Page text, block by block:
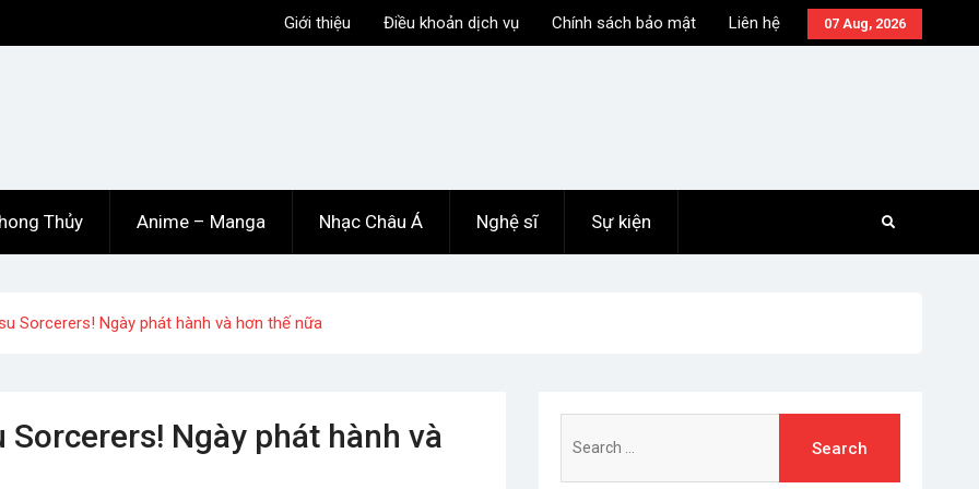
07 Aug, 2026
Giới thiệu Điều khoản dịch vụ Chính sách bảo mật Liên hệ
Thủy Anime – Manga Nhạc Châu Á Nghệ sĩ Sự kiện
Sorcerers! Ngày phát hành và hơn thế nữa
Ngày phát hành và
for: